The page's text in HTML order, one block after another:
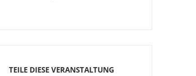
TEILE DIESE VERANSTALTUNG